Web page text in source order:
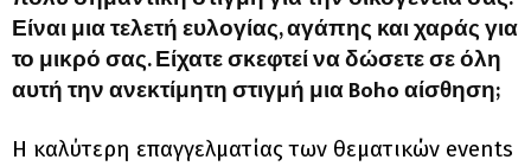
Είναι μια τελετή ευλογίας, αγάπης και χαράς για
το μικρό σας. Είχατε σκεφτεί να δώσετε σε όλη
αυτή την ανεκτίμητη στιγμή μια Boho αίσθηση;
Η καλύτερη επαγγελματίας των θεματικών events